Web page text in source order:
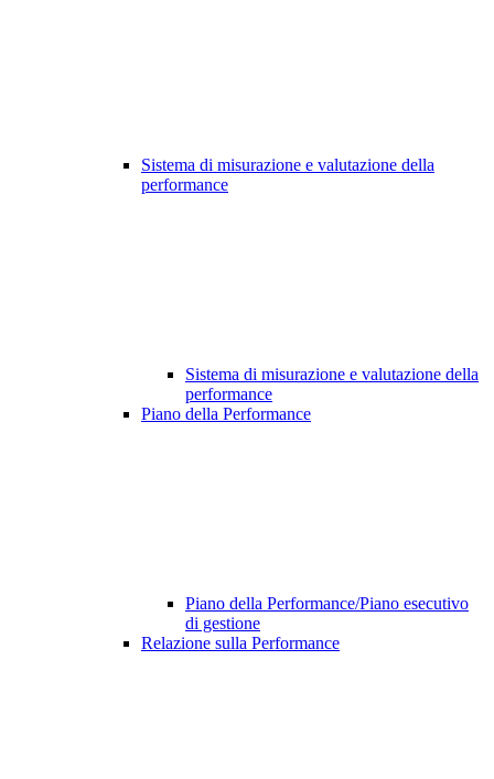
Sistema di misurazione e valutazione della
performance
Sistema di misurazione e valutazione della
performance
Piano della Performance
Piano della Performance/Piano esecutivo
di gestione
Relazione sulla Performance